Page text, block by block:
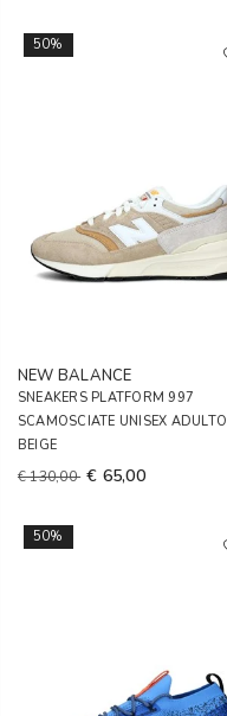
50%
NEW BALANCE
SNEAKERS PLATFORM 997
SCAMOSCIATE UNISEX ADULTO
BEIGE
€ 130,00 € 65,00
50%